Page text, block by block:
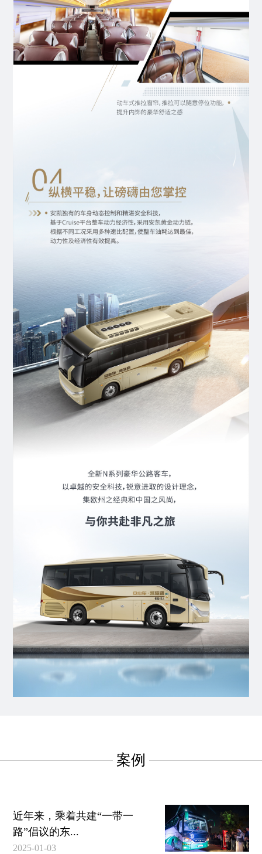
案例
近年来，乘着共建“一带一
路”倡议的东...
2025-01-03